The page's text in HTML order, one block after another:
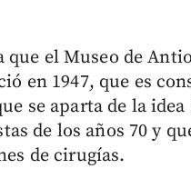
que el Museo de
en 1947, que es
se aparta de la
de los años 70 y
de cirugías.